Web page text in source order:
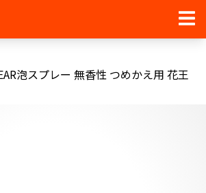
泡スプレー 無香性 つめかえ用 花王